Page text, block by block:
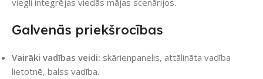
viegli integrējas viedās mājas scenārijos.
Galvenās priekšrocības
Vairāki vadības veidi: skārienpanelis, attālināta vadība
lietotnē, balss vadība.